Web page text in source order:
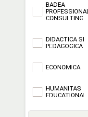
BADEA
PROFESSIONAL
CONSULTING
DIDACTICA SI
PEDAGOGICA
ECONOMICA
HUMANITAS
EDUCATIONAL